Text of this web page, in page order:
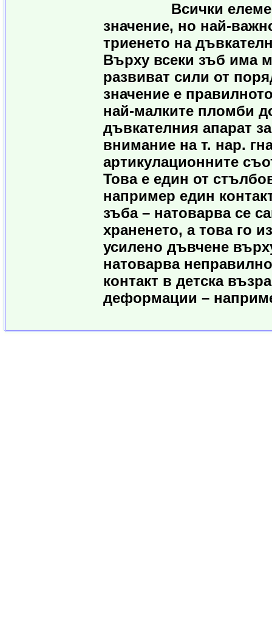
Всички елементи,
значение, но най-
триенето на
Върху всеки зъб има
развиват сили от
значение е
най-малките пломби
дъвкателния апарат
внимание на т. нар.
артикулационните
Това е един от
например един
зъба – натоварва се
храненето, а това го
усилено дъвчене
натоварва
контакт в детска
деформации –